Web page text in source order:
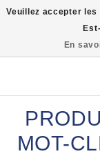
MOT-
Veuillez accepter
En